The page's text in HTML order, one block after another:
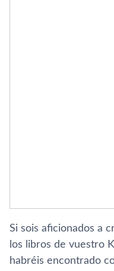
Si sois aficionados a
los libros de vuestro
habréis encontrado